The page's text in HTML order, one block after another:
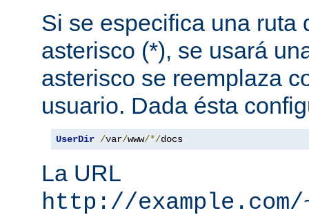
Si se especifica una ruta
asterisco (*), se usará
asterisco se reemplaza
usuario. Dada ésta
UserDir /var/www/*/docs
La URL
http://